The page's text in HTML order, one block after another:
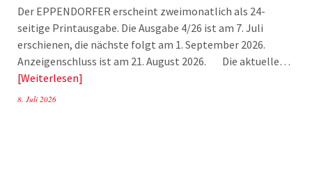
Der EPPENDORFER erscheint zweimonatlich als 24-
seitige Printausgabe. Die Ausgabe 4/26 ist am 7. Juli
erschienen, die nächste folgt am 1. September 2026.
Anzeigenschluss ist am 21. August 2026. Die aktuelle…
Weiterlesen
8. Juli 2026